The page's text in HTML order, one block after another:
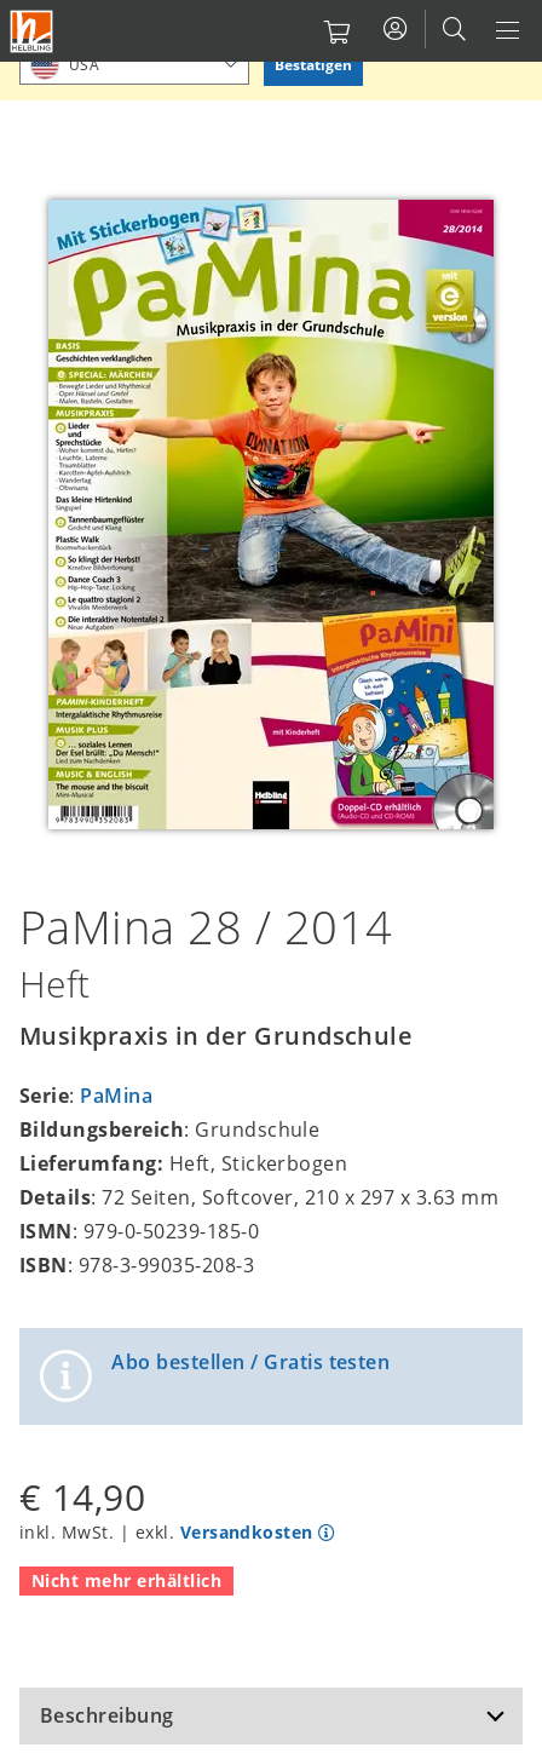
Direkt
zum
Inhalt
Bitte Standort bestätigen oder einen anderen auswählen.
USA Bestätigen
PaMina 28 / 2014
Heft
Musikpraxis in der Grundschule
Serie: PaMina
Bildungsbereich: Grundschule
Lieferumfang: Heft, Stickerbogen
Details: 72 Seiten, Softcover, 210 x 297 x 3.63 mm
ISMN: 979-0-50239-185-0
ISBN: 978-3-99035-208-3
Abo bestellen / Gratis testen
€ 14,90
inkl. MwSt. | exkl. Versandkosten
Nicht mehr erhältlich
Beschreibung